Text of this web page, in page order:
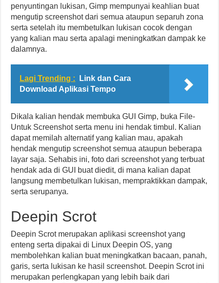
penyuntingan lukisan, Gimp mempunyai keahlian buat
mengutip screenshot dari semua ataupun separuh zona
serta setelah itu membetulkan lukisan cocok dengan
yang kalian mau serta apalagi meningkatkan dampak ke
dalamnya.
Lagi Trending :
Link dan Cara
Download Aplikasi Tempo
Dikala kalian hendak membuka GUI Gimp, buka File-
Untuk Screenshot serta menu ini hendak timbul. Kalian
dapat memilah alternatif yang kalian mau, apakah
hendak mengutip screenshot semua ataupun beberapa
layar saja. Sehabis ini, foto dari screenshot yang terbuat
hendak ada di GUI buat diedit, di mana kalian dapat
langsung membetulkan lukisan, mempraktikkan dampak,
serta serupanya.
Deepin Scrot
Deepin Scrot merupakan aplikasi screenshot yang
enteng serta dipakai di Linux Deepin OS, yang
membolehkan kalian buat meningkatkan bacaan, panah,
garis, serta lukisan ke hasil screenshot. Deepin Scrot ini
merupakan perlengkapan yang lebih baik dari